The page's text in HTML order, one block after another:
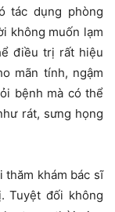
tác dụng phòng
không muốn lạm
điều trị rất hiệu
mãn tính, ngậm
bệnh mà có thể
rát, sưng họng
thăm khám bác sĩ
Tuyệt đối không